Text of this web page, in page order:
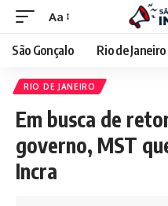
Aa
São Gonçalo Rio de Janeiro
RIO DE JANEIRO
Em busca de
governo, MST
Incra